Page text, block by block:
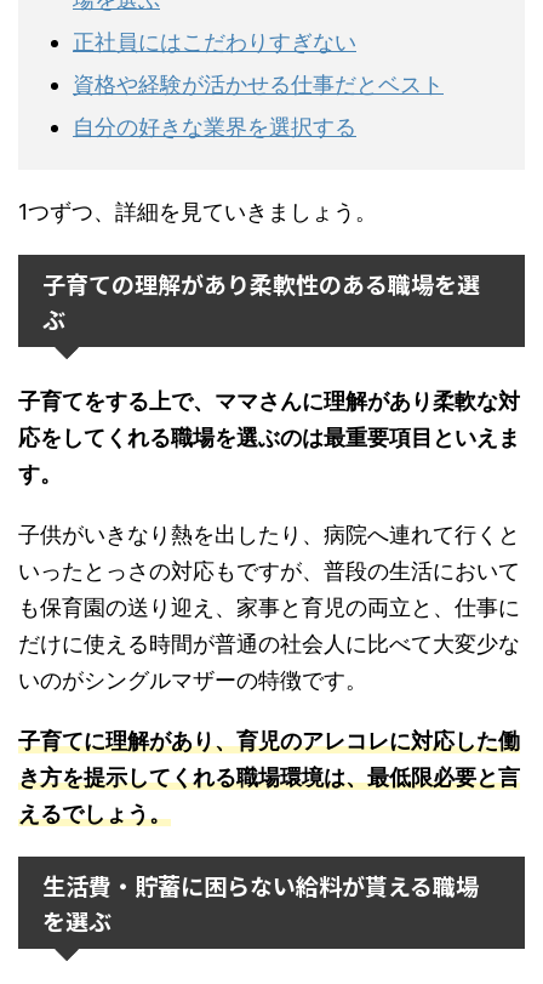
正社員にはこだわりすぎない
資格や経験が活かせる仕事だとベスト
自分の好きな業界を選択する
1つずつ、詳細を見ていきましょう。
子育ての理解があり柔軟性のある職場を選
ぶ
子育てをする上で、ママさんに理解があり柔軟な対
応をしてくれる職場を選ぶのは最重要項目といえま
す。
子供がいきなり熱を出したり、病院へ連れて行くと
いったとっさの対応もですが、普段の生活において
も保育園の送り迎え、家事と育児の両立と、仕事に
だけに使える時間が普通の社会人に比べて大変少な
いのがシングルマザーの特徴です。
子育てに理解があり、育児のアレコレに対応した働
き方を提示してくれる職場環境は、最低限必要と言
えるでしょう。
生活費・貯蓄に困らない給料が貰える職場
を選ぶ